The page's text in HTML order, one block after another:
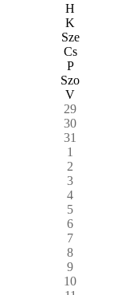
H
K
Sze
Cs
P
Szo
V
29
30
31
1
2
3
4
5
6
7
8
9
10